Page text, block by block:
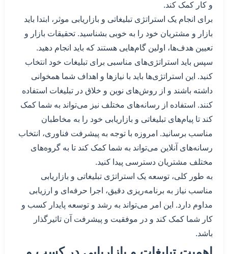
و کار کمک کند.
برای انجام یک استراتژی تبلیغاتی و بازاریابی موثر، ابتدا باید
بازار و مشتریان خود را به خوبی بشناسید. تحقیقات بازار و
تعیین هدف‌ها، اولین گام‌هایی هستند که باید انجام دهید.
سپس باید استراتژی‌های مناسبی برای تبلیغات خود انتخاب
کنید. این استراتژی‌ها باید با نیازها و اهداف شما همخوانی
داشته باشند و از روش‌های نوین و خلاق در تبلیغات استفاده
کنند. استفاده از رسانه‌های مختلف نیز می‌تواند به شما کمک
کند تا پیام‌های تبلیغاتی و بازاریابی خود را به مخاطبان
مناسب برسانید. امروزه با توجه به پیشرفت فناوری، انتخاب
رسانه‌های آنلاین می‌تواند به شما کمک کند تا به گروه‌های
مختلف مشتریان دسترسی پیدا کنید.
به طور کلی، توسعه یک استراتژی تبلیغاتی و بازاریابی
مناسب نیاز به برنامه‌ریزی دقیق، اجرا حرفه‌ای و ارزیابی
مداوم دارد. این امر می‌تواند به رشد و توسعه پایدار کسب و
کار شما کمک کند و در موفقیت و پیشرفت آن تاثیرگذار
باشد.